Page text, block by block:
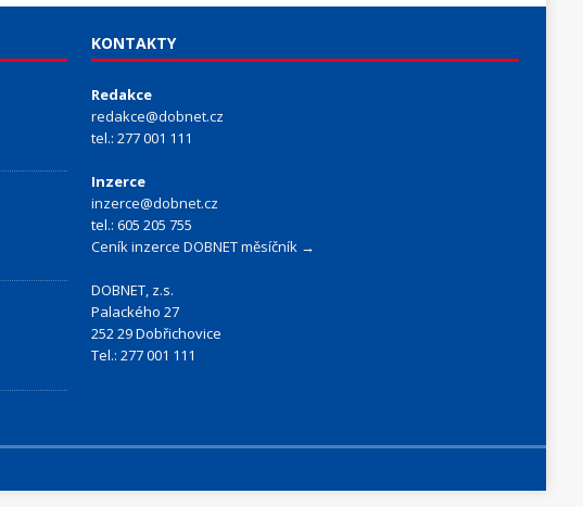
KONTAKTY
Redakce
redakce@dobnet.cz
tel.: 277 001 111
Inzerce
inzerce@dobnet.cz
tel.: 605 205 755
Ceník inzerce DOBNET měsíčník →
DOBNET, z.s.
Palackého 27
252 29 Dobřichovice
Tel.: 277 001 111